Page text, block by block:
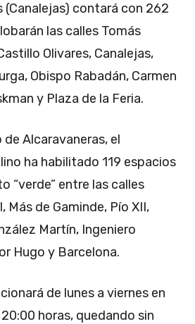
(Canalejas) contará con 262
las calles Tomás
Olivares, Canalejas,
Obispo Rabadán, Carmen
y Plaza de la Feria.
Alcaravaneras, el
ha habilitado 119 espacios
“verde” entre las calles
Más de Gaminde, Pío XII,
Martín, Ingeniero
Hugo y Barcelona.
de lunes a viernes en
horas, quedando sin